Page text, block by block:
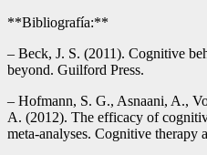
**Bibliografía:**
– Beck, J. S. (2011). Cognitive
beyond. Guilford Press.
– Hofmann, S. G., Asnaani, A.,
A. (2012). The efficacy of
meta-analyses. Cognitive therapy